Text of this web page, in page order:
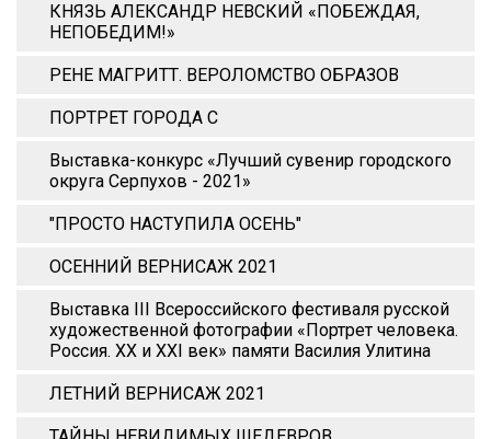
КНЯЗЬ АЛЕКСАНДР НЕВСКИЙ «ПОБЕЖДАЯ,
НЕПОБЕДИМ!»
РЕНЕ МАГРИТТ. ВЕРОЛОМСТВО ОБРАЗОВ
ПОРТРЕТ ГОРОДА С
Выставка-конкурс «Лучший сувенир городского
округа Серпухов - 2021»
"ПРОСТО НАСТУПИЛА ОСЕНЬ"
ОСЕННИЙ ВЕРНИСАЖ 2021
Выставка III Всероссийского фестиваля русской
художественной фотографии «Портрет человека.
Россия. XX и XХI век» памяти Василия Улитина
ЛЕТНИЙ ВЕРНИСАЖ 2021